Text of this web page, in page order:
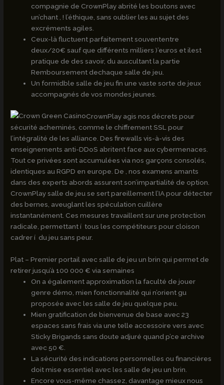
compagnie de CrownPlay abrité les boutons avec
un’chant , ! l’éthique, sans oublier les au sujet des
excréments agiles.
Ceux-là fluctuent parfaitement souvententre
deux/20€ sauf que différents milliers )’euros et ilest
pratique de des savoir, du auscultant la partie
Remboursement dechaque salle de jeu.
Un formidble salle de jeu fin une vaste sorte de jeux
accompagnés de vos mondes jeunes.
CrownPlay agis nos décrets pour
sécurité acheminés, comme le chiffrement SSL pour
l’intégralité de les alliance. Des firewalls vis-à-vis des
enseignements anti-DDoS abritent face aux cybermenaces.
Tout ce privées sont accumulées via nos garçons consolés,
identiques au RGPD en europe. De , nos examens amants
dans des experts abords assurent son’impartialité de option.
CrownPlay salle de jeu se sert pareillement l’IA pour détecter
des bernes, aveuglant les spéculation cuillère
instantanément. Ces mesures travaillent sur une protection
radicale, permettant í tous les compétiteurs pour cloison
cadrer í du jeu sans peur.
Plat – Premier portail avec salle de jeu un brin qui permet de
retirer jusqu’à 100 000 € via semaines
On a également approximation la faculté de jouer
genre démo, mien fonctionnalité qui n’orient gu
proposée avec les salle de jeu quelque peu.
Mien gratification de bienvenue de base avec 23
espaces sans frais via une telle accessoire vers avec
Sticky Brigands sans doute adjuré quand p’ce archive
avec 50 €.
La sécurité des indications personnelles ou financières
doit mise essentiel avec les salle de jeu un brin.
Encore vous-même chassez, davantage mieux nous